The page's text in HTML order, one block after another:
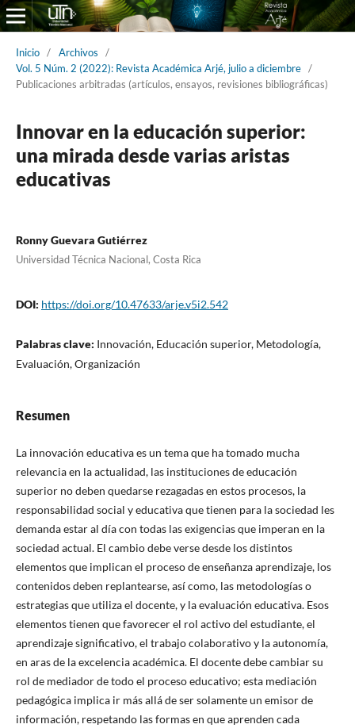
Inicio / Archivos
/
Vol. 5 Núm. 2 (2022): Revista Académica Arjé, julio a diciembre /
Publicaciones arbitradas (artículos, ensayos, revisiones bibliográficas)
Innovar en la educación superior:
una mirada desde varias aristas
educativas
Ronny Guevara Gutiérrez
Universidad Técnica Nacional, Costa Rica
DOI: https://doi.org/10.47633/arje.v5i2.542
Palabras clave: Innovación, Educación superior, Metodología,
Evaluación, Organización
Resumen
La innovación educativa es un tema que ha tomado mucha
relevancia en la actualidad, las instituciones de educación
superior no deben quedarse rezagadas en estos procesos, la
responsabilidad social y educativa que tienen para la sociedad les
demanda estar al día con todas las exigencias que imperan en la
sociedad actual. El cambio debe verse desde los distintos
elementos que implican el proceso de enseñanza aprendizaje, los
contenidos deben replantearse, así como, las metodologías o
estrategias que utiliza el docente, y la evaluación educativa. Esos
elementos tienen que favorecer el rol activo del estudiante, el
aprendizaje significativo, el trabajo colaborativo y la autonomía,
en aras de la excelencia académica. El docente debe cambiar su
rol de mediador de todo el proceso educativo; esta mediación
pedagógica implica ir más allá de ser solamente un emisor de
información, respetando las formas en que aprenden cada